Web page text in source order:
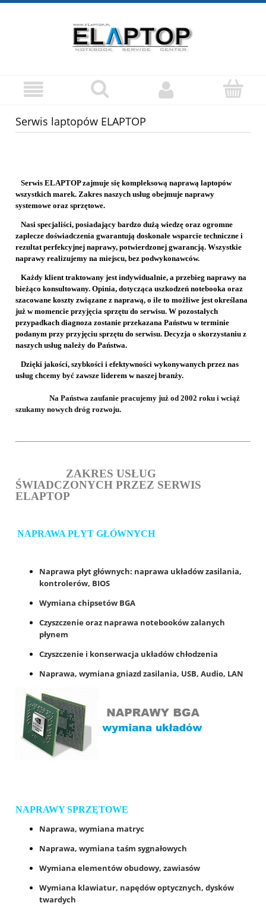
Serwis laptopów ELAPTOP
Serwis ELAPTOP zajmuje się kompleksową naprawą laptopów
wszystkich marek. Zakres naszych usług obejmuje naprawy
systemowe oraz sprzętowe.
Nasi specjaliści, posiadający bardzo dużą wiedzę oraz ogromne
zaplecze doświadczenia gwarantują doskonałe wsparcie techniczne i
rezultat perfekcyjnej naprawy, potwierdzonej gwarancją. Wszystkie
naprawy realizujemy na miejscu, bez podwykonawców.
Każdy klient traktowany jest indywidualnie, a przebieg naprawy na
bieżąco konsultowany. Opinia, dotycząca uszkodzeń notebooka oraz
szacowane koszty związane z naprawą, o ile to możliwe jest określana
już w momencie przyjęcia sprzętu do serwisu. W pozostałych
przypadkach diagnoza zostanie przekazana Państwu w terminie
podanym przy przyjęciu sprzętu do serwisu. Decyzja o skorzystaniu z
naszych usług należy do Państwa.
Dzięki jakości, szybkości i efektywności wykonywanych przez nas
usług chcemy być zawsze liderem w naszej branży.
Na Państwa zaufanie pracujemy już od 2002 roku i wciąż
szukamy nowych dróg rozwoju.
ZAKRES USŁUG
ŚWIADCZONYCH PRZEZ SERWIS
ELAPTOP
NAPRAWA PŁYT GŁÓWNYCH
Naprawa płyt głównych: naprawa układów zasilania,
kontrolerów, BIOS
Wymiana chipsetów BGA
Czyszczenie oraz naprawa notebooków zalanych
płynem
Czyszczenie i konserwacja układów chłodzenia
Naprawa, wymiana gniazd zasilania, USB, Audio, LAN
NAPRAWY SPRZĘTOWE
Naprawa, wymiana matryc
Naprawa, wymiana taśm sygnałowych
Wymiana elementów obudowy, zawiasów
Wymiana klawiatur, napędów optycznych, dysków
twardych